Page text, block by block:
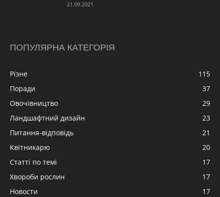
21.09.2021
ПОПУЛЯРНА КАТЕГОРІЯ
Різне
115
Поради
37
Овочівництво
29
Ландшафтний дизайн
23
Питання-відповідь
21
Квітникарю
20
Статті по темі
17
Хвороби рослин
17
Новости
17